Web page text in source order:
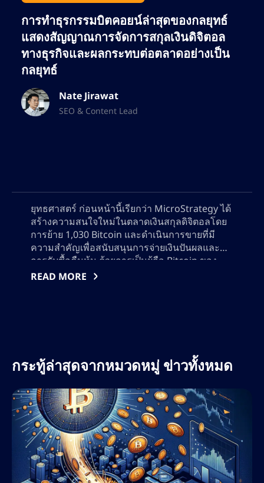
บล็อกเชน และการตลาดที่ขับเคลื่อนด้วยข้อมูล
เนทยังคงขยายขอบเขตในวงการ SEO อย่างต่อ
เนื่อง ช่วยให้แบรนด์ต่างๆ เพิ่มการมองเห็นทาง
ออนไลน์ให้สูงสุด และดึงดูดกลุ่มลูกค้าที่ภักดีทั้ง
เทรดเดอร์และนักลงทุน
การทำธุรกรรมบิตคอยน์ล่าสุดของกลยุทธ์
แสดงสัญญาณการจัดการสกุลเงินดิจิตอล
ทางธุรกิจและผลกระทบต่อตลาดอย่างเป็น
กลยุทธ์
Nate Jirawat
SEO & Content Lead
ยุทธศาสตร์ ก่อนหน้านี้เรียกว่า MicroStrategy ได้
สร้างความสนใจใหม่ในตลาดเงินสกุลดิจิตอลโดย
การย้าย 1,030 Bitcoin และดำเนินการขายที่มี
ความสำคัญเพื่อสนับสนุนการจ่ายเงินปันผลและ
การรับซื้อคืนหุ้น ด้วยการเป็นผู้ถือ Bitcoin ของ
องค์กรที่ใหญ่ที่สุดในโลก ยุทธศาสตร์และการปรับ
READ MORE
กระทู้ล่าสุดจากหมวดหมู่ ข่าวทั้งหมด